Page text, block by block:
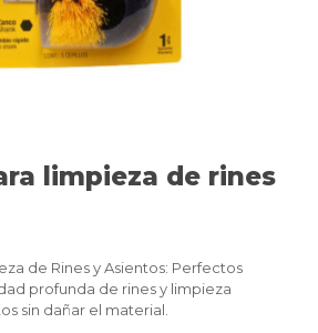
limpieza de rines
de Rines y Asientos: Perfectos
profunda de rines y limpieza
sin dañar el material.